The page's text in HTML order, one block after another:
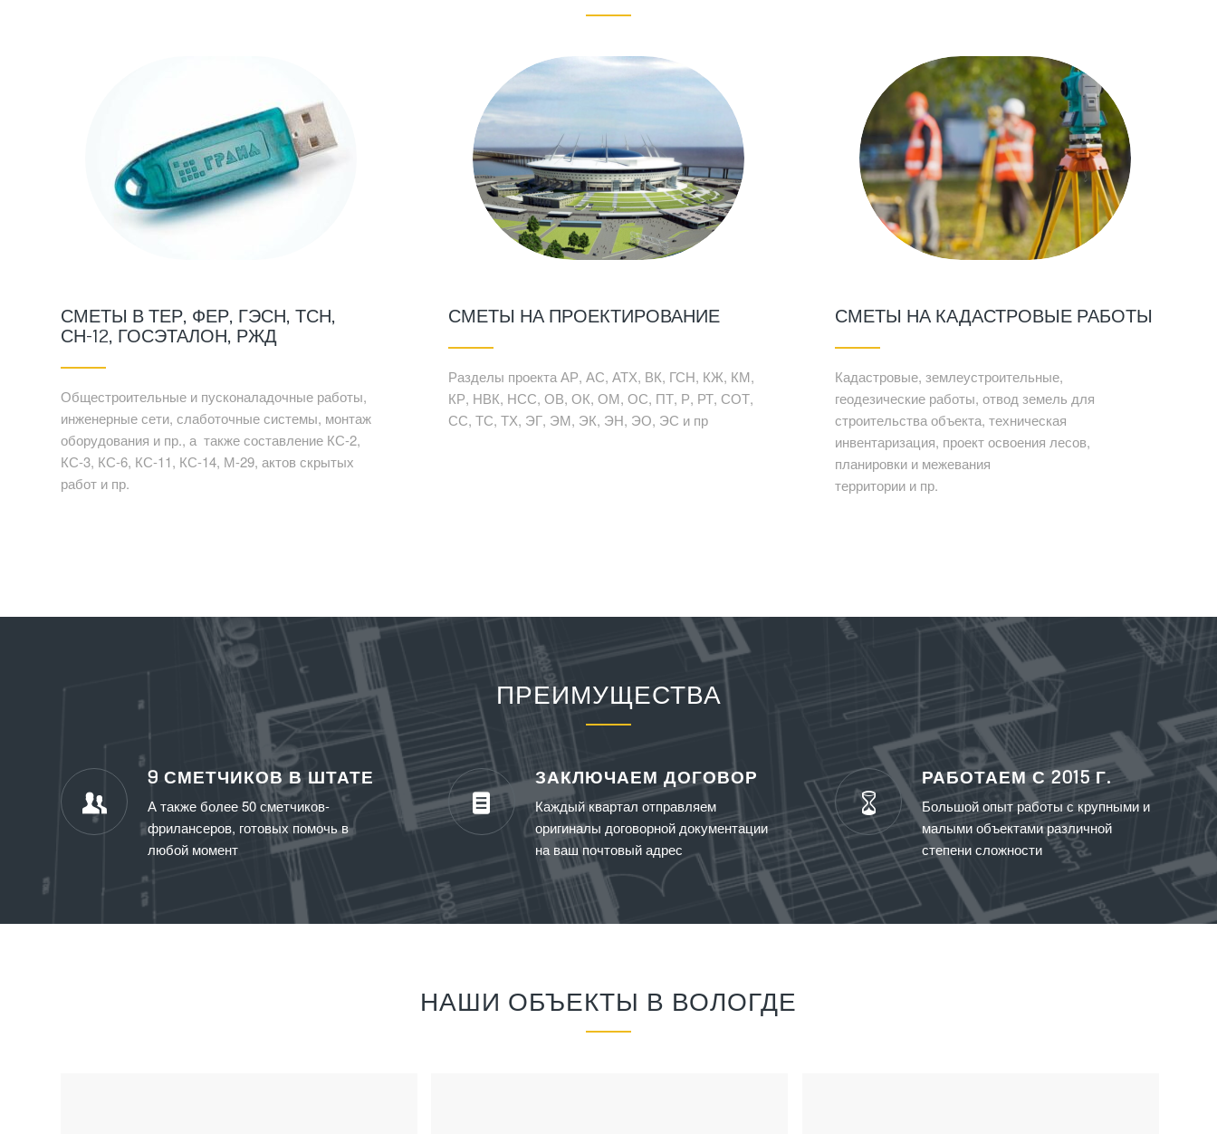
СМЕТЫ В ТЕР, ФЕР, ГЭСН, ТСН,
СН-12, ГОСЭТАЛОН, РЖД
Общестроительные и пусконаладочные работы,
инженерные сети, слаботочные системы, монтаж
оборудования и пр., а также составление КС-2,
КС-3, КС-6, КС-11, КС-14, М-29, актов скрытых
работ и пр.
СМЕТЫ НА ПРОЕКТИРОВАНИЕ
Разделы проекта АР, АС, АТХ, ВК, ГСН, КЖ, КМ,
КР, НВК, НСС, ОВ, ОК, ОМ, ОС, ПТ, Р, РТ, СОТ,
СС, ТС, ТХ, ЭГ, ЭМ, ЭК, ЭН, ЭО, ЭС и пр
СМЕТЫ НА КАДАСТРОВЫЕ РАБОТЫ
Кадастровые, землеустроительные,
геодезические работы, отвод земель для
строительства объекта, техническая
инвентаризация, проект освоения лесов,
планировки и межевания
территории и пр.
ПРЕИМУЩЕСТВА
9 СМЕТЧИКОВ В ШТАТЕ
А также более 50 сметчиков-
фрилансеров, готовых помочь в
любой момент
ЗАКЛЮЧАЕМ ДОГОВОР
Каждый квартал отправляем
оригиналы договорной документации
на ваш почтовый адрес
РАБОТАЕМ С 2015 Г.
Большой опыт работы с крупными и
малыми объектами различной
степени сложности
НАШИ ОБЪЕКТЫ В ВОЛОГДЕ